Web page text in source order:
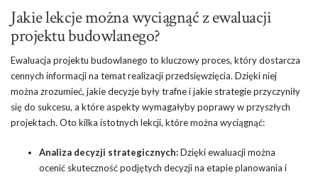
Jakie lekcje można wyciągnąć z ewaluacji
projektu budowlanego?
Ewaluacja projektu budowlanego to kluczowy proces, który dostarcza
cennych informacji na temat realizacji przedsięwzięcia. Dzięki niej
można zrozumieć, jakie decyzje były trafne i jakie strategie przyczyniły
się do sukcesu, a które aspekty wymagałyby poprawy w przyszłych
projektach. Oto kilka istotnych lekcji, które można wyciągnąć:
Analiza decyzji strategicznych:Dzięki ewaluacji można
ocenić skuteczność podjętych decyzji na etapie planowania i